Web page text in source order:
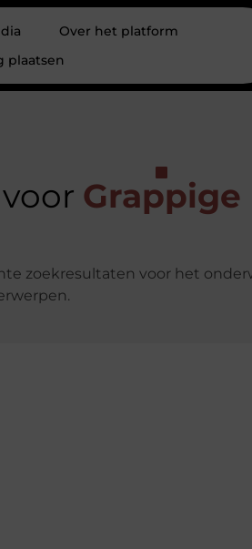
Over het platform
plaatsen
Grappige
zoekresultaten voor het